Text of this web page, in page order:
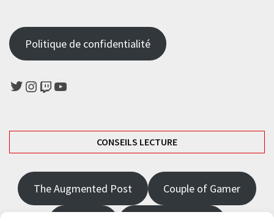
Politique de confidentialité
Twitter
Instagram
TwitchYouTube
CONSEILS LECTURE
The Augmented Post Couple of Gamer